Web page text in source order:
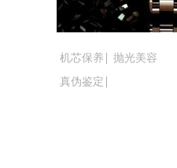
机芯保养 抛光美容
真伪鉴定